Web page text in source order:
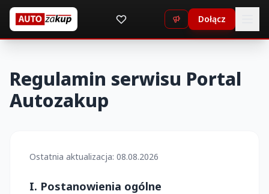
Dołącz
Regulamin serwisu Portal
Autozakup
Ostatnia aktualizacja: 08.08.2026
I. Postanowienia ogólne